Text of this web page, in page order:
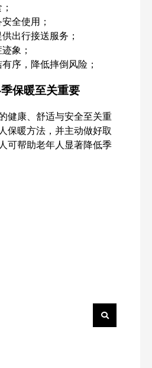
全使用；
出行接送服务；
象；
序，降低摔倒风险；
保暖至关重要
健康、舒适与安全至关重
保暖方法，并主动做好取
可帮助老年人显著降低季